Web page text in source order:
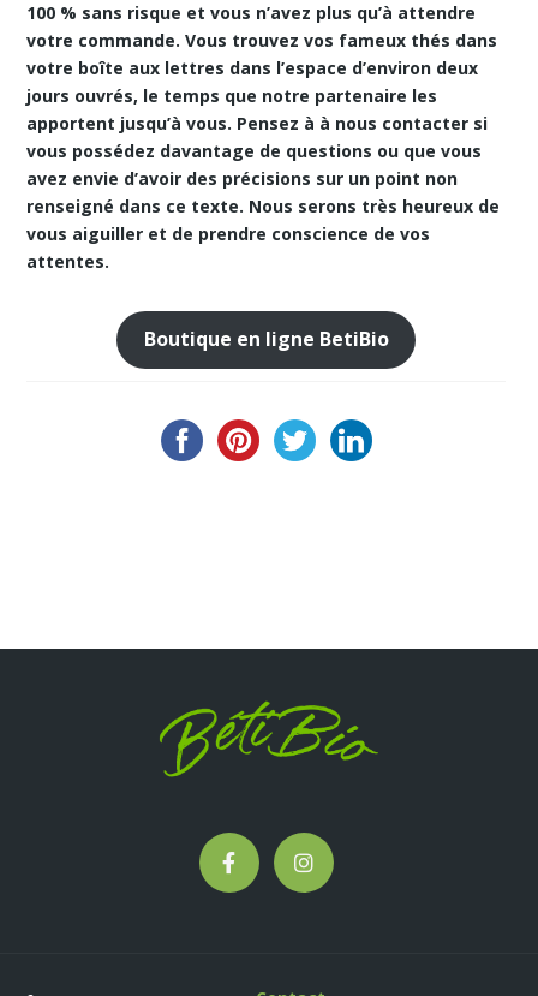
100 % sans risque et vous n’avez plus qu’à attendre
votre commande. Vous trouvez vos fameux thés dans
votre boîte aux lettres dans l’espace d’environ deux
jours ouvrés, le temps que notre partenaire les
apportent jusqu’à vous. Pensez à à nous contacter si
vous possédez davantage de questions ou que vous
avez envie d’avoir des précisions sur un point non
renseigné dans ce texte. Nous serons très heureux de
vous aiguiller et de prendre conscience de vos
attentes.
Boutique en ligne BetiBio